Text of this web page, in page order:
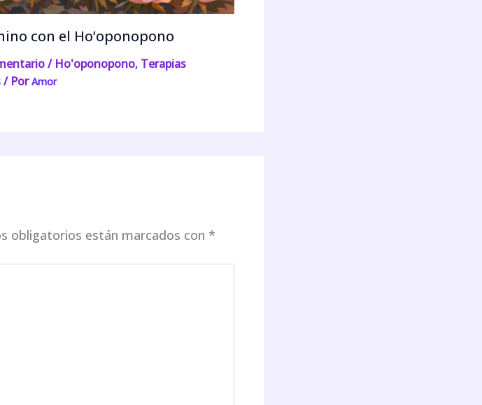
con el Ho’oponopono
/ Ho'oponopono, Terapias
/ PorAmor
obligatorios están marcados con *